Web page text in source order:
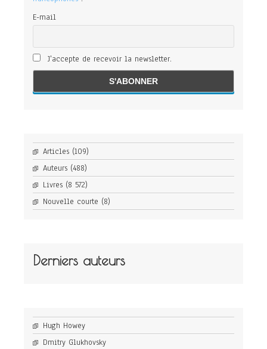
E-mail
J'accepte de recevoir la newsletter.
Articles (109)
Auteurs (488)
Livres (8 572)
Nouvelle courte (8)
Derniers auteurs
Hugh Howey
Dmitry Glukhovsky